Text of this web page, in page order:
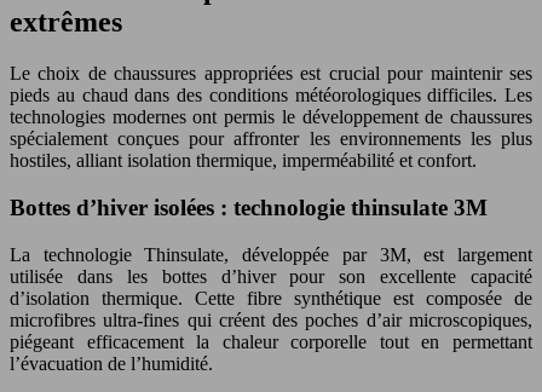
extrêmes
Le choix de chaussures appropriées est crucial pour maintenir ses
pieds au chaud dans des conditions météorologiques difficiles. Les
technologies modernes ont permis le développement de chaussures
spécialement conçues pour affronter les environnements les plus
hostiles, alliant isolation thermique, imperméabilité et confort.
Bottes d’hiver isolées : technologie thinsulate 3M
La technologie Thinsulate, développée par 3M, est largement
utilisée dans les bottes d’hiver pour son excellente capacité
d’isolation thermique. Cette fibre synthétique est composée de
microfibres ultra-fines qui créent des poches d’air microscopiques,
piégeant efficacement la chaleur corporelle tout en permettant
l’évacuation de l’humidité.